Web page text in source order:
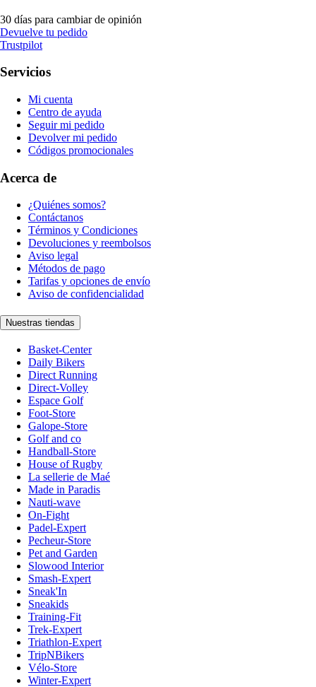
30 días para cambiar de opinión
Devuelve tu pedido
Trustpilot
Servicios
Mi cuenta
Centro de ayuda
Seguir mi pedido
Devolver mi pedido
Códigos promocionales
Acerca de
¿Quiénes somos?
Contáctanos
Términos y Condiciones
Devoluciones y reembolsos
Aviso legal
Métodos de pago
Tarifas y opciones de envío
Aviso de confidencialidad
Nuestras tiendas
Basket-Center
Daily Bikers
Direct Running
Direct-Volley
Espace Golf
Foot-Store
Galope-Store
Golf and co
Handball-Store
House of Rugby
La sellerie de Maé
Made in Paradis
Nauti-wave
On-Fight
Padel-Expert
Pecheur-Store
Pet and Garden
Slowood Interior
Smash-Expert
Sneak'In
Sneakids
Training-Fit
Trek-Expert
Triathlon-Expert
TripNBikers
Vélo-Store
Winter-Expert